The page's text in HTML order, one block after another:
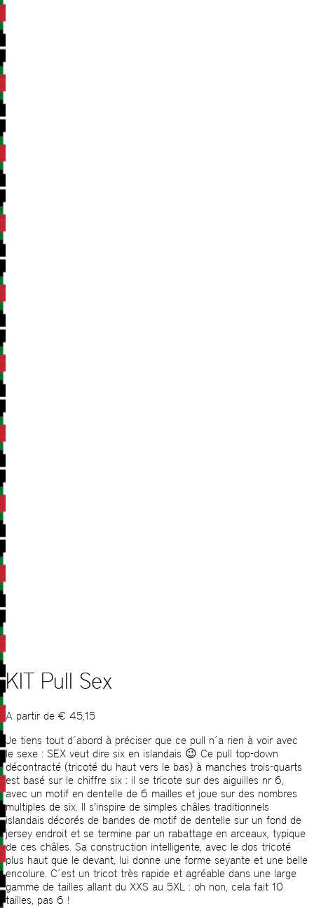
KIT Pull Sex
A partir de € 45,15
Je tiens tout d´abord à préciser que ce pull n´a rien à voir avec
le sexe : SEX veut dire six en islandais 😉 Ce pull top-down
décontracté (tricoté du haut vers le bas) à manches trois-quarts
est basé sur le chiffre six : il se tricote sur des aiguilles nr 6,
avec un motif en dentelle de 6 mailles et joue sur des nombres
multiples de six. Il s’inspire de simples châles traditionnels
islandais décorés de bandes de motif de dentelle sur un fond de
jersey endroit et se termine par un rabattage en arceaux, typique
de ces châles. Sa construction intelligente, avec le dos tricoté
plus haut que le devant, lui donne une forme seyante et une belle
encolure. C´est un tricot très rapide et agréable dans une large
gamme de tailles allant du XXS au 5XL : oh non, cela fait 10
tailles, pas 6 !